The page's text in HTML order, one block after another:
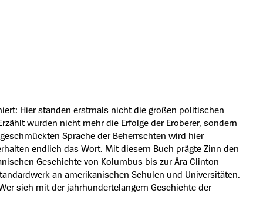
Hier standen erstmals nicht die großen politischen
wurden nicht mehr die Erfolge der Eroberer, sondern
Sprache der Beherrschten wird hier
endlich das Wort. Mit diesem Buch prägte Zinn den
Geschichte von Kolumbus bis zur Ära Clinton
an amerikanischen Schulen und Universitäten.
sich mit der jahrhundertelangem Geschichte der